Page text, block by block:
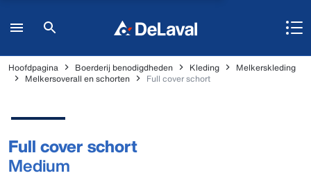
Hoofdpagina Boerderij benodigdheden Kleding
Melkerskleding
Melkersoverall en schorten
Full cover schort
Full cover schort
Medium